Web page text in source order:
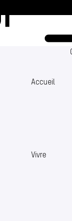
Accueil
Vivre